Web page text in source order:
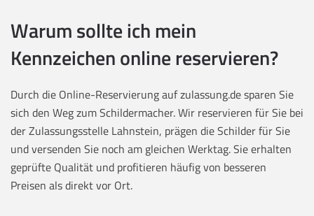
Warum sollte ich mein
Kennzeichen online reservieren?
Durch die Online-Reservierung auf zulassung.de sparen Sie
sich den Weg zum Schildermacher. Wir reservieren für Sie bei
der Zulassungsstelle Lahnstein, prägen die Schilder für Sie
und versenden Sie noch am gleichen Werktag. Sie erhalten
geprüfte Qualität und profitieren häufig von besseren
Preisen als direkt vor Ort.